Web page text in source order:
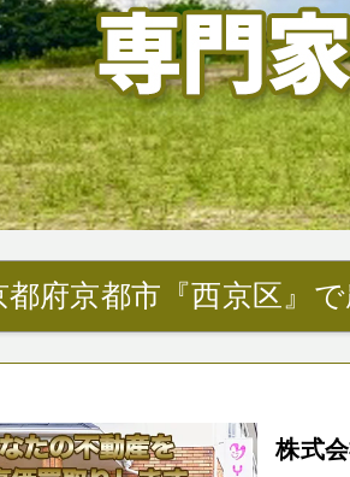
都府京都市『西京区』
株式